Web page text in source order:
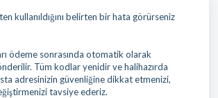
kullanıldığını belirten bir hata görürseniz
ödeme sonrasında otomatik olarak
Tüm kodlar yenidir ve halihazırda
adresinizin güvenliğine dikkat etmenizi,
tavsiye ederiz.